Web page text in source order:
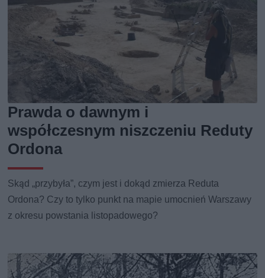
Prawda o dawnym i
współczesnym niszczeniu Reduty
Ordona
Skąd „przybyła”, czym jest i dokąd zmierza Reduta
Ordona? Czy to tylko punkt na mapie umocnień Warszawy
z okresu powstania listopadowego?